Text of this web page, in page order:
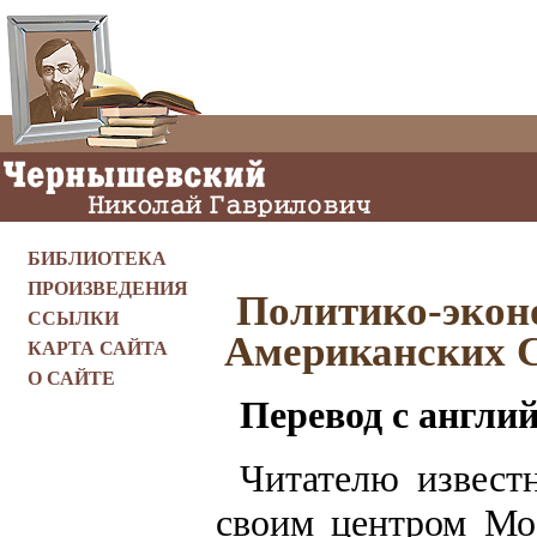
БИБЛИОТЕКА
ПРОИЗВЕДЕНИЯ
ССЫЛКИ
КАРТА САЙТА
О САЙТЕ
Политико-
Американских
Перевод с
Читателю
своим центром